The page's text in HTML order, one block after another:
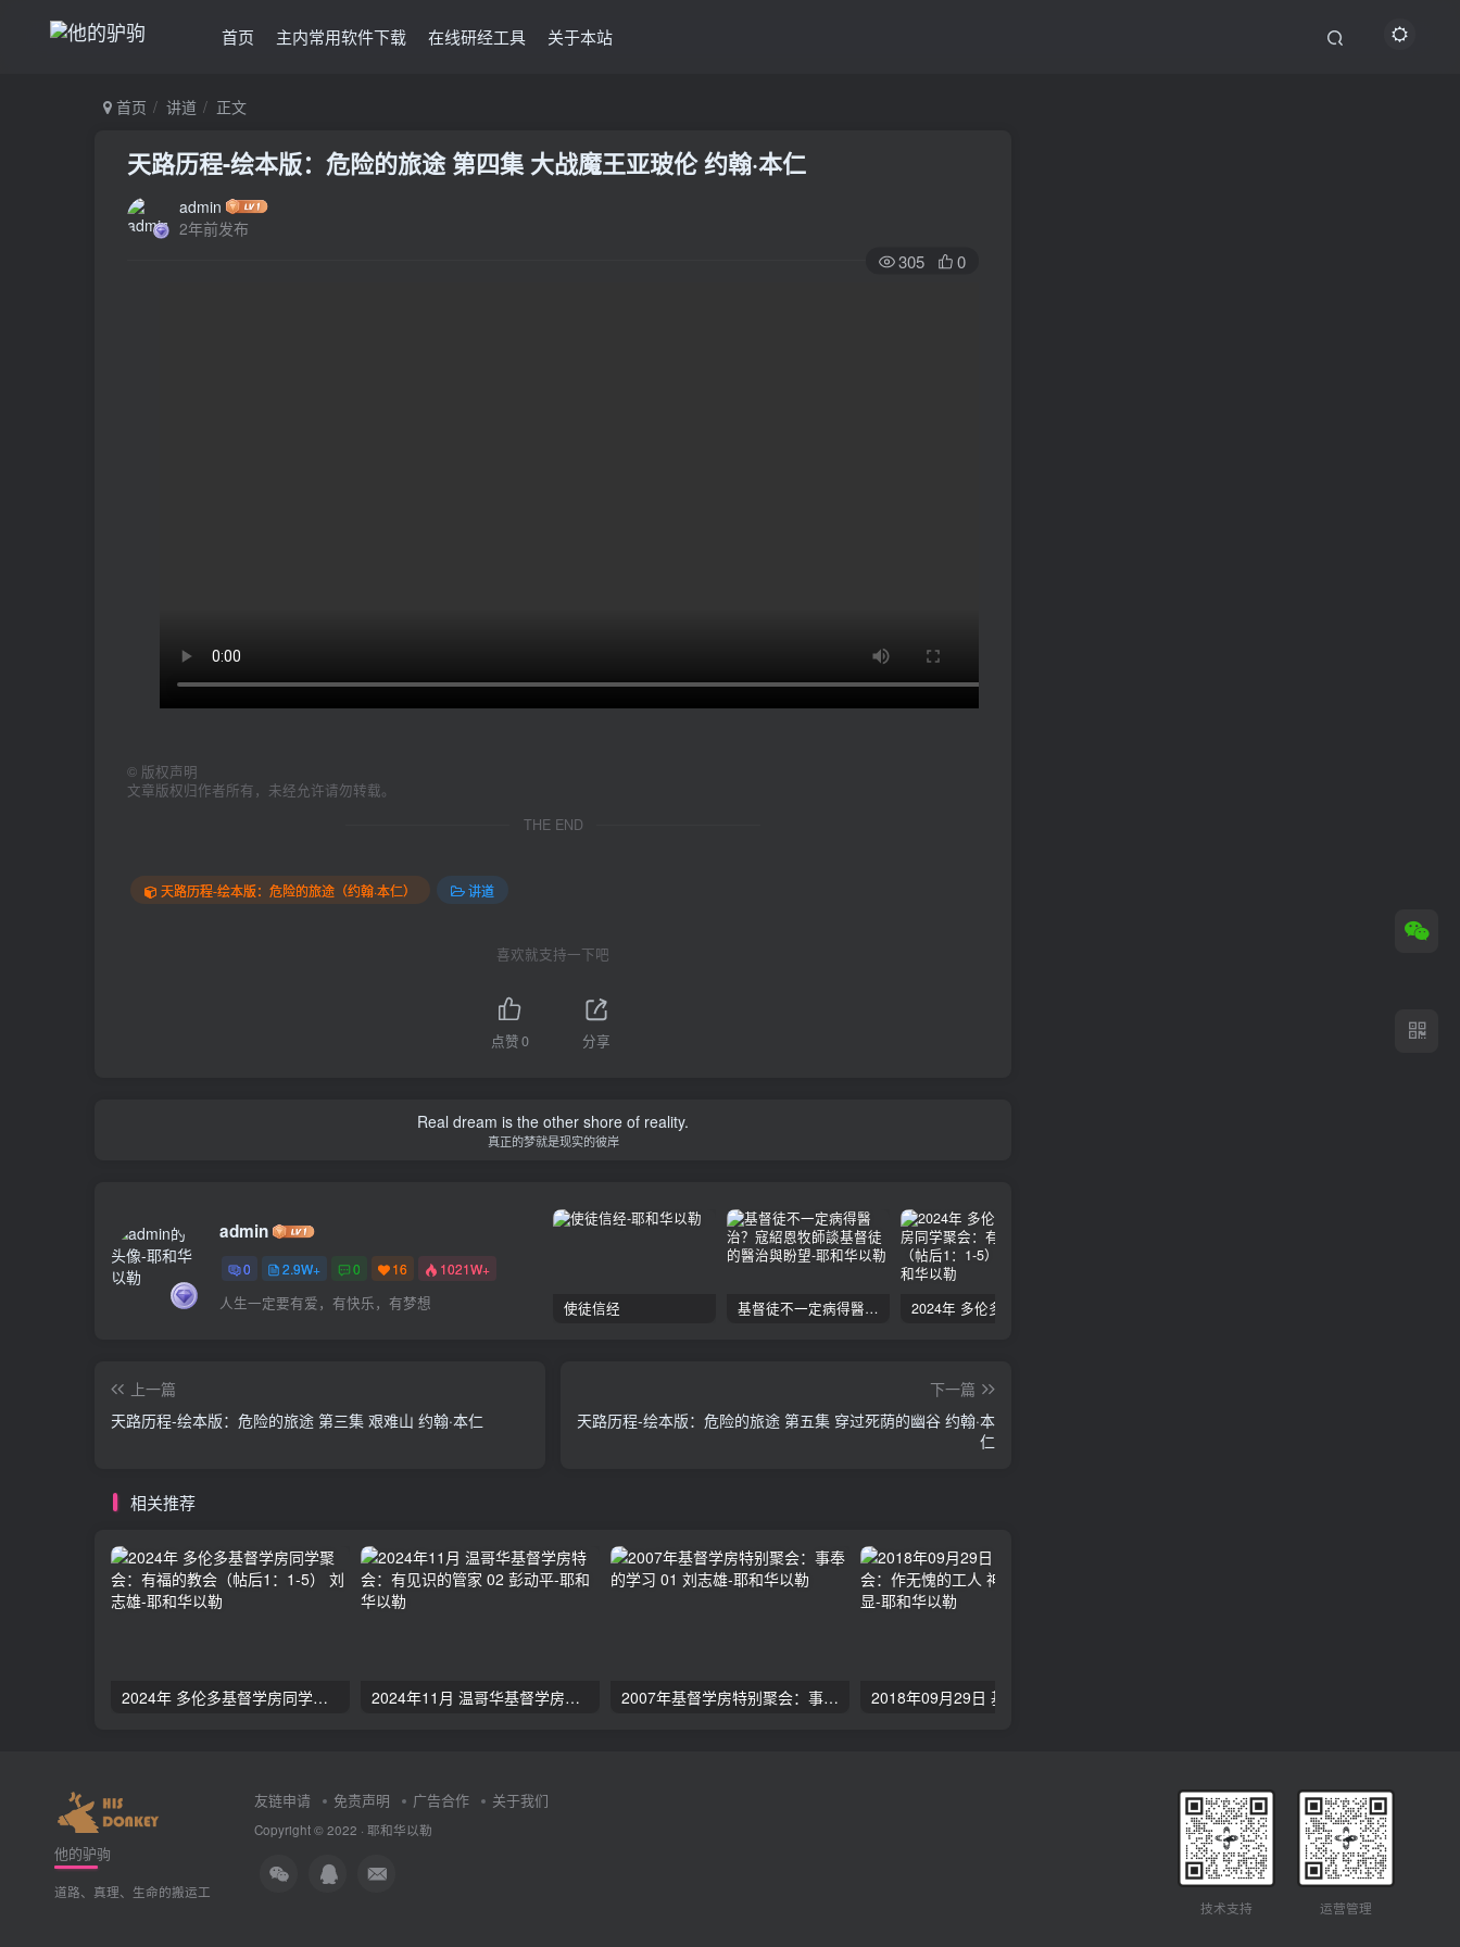
首页 主内常用软件下载 在线研经工具 关于本站
首页 讲道 正文
天路历程-绘本版：危险的旅途 第四集 大战魔王亚玻伦 约翰·本仁
admin
2年前发布
305 0
© 版权声明
文章版权归作者所有，未经允许请勿转载。
THE END
天路历程-绘本版：危险的旅途（约翰·本仁） 讲道
喜欢就支持一下吧
点赞0 分享
Real dream is the other shore of reality.
真正的梦就是现实的彼岸
admin
0 2.9W+ 0 16 1021W+
人生一定要有爱，有快乐，有梦想 使徒信经 基督徒不一定病得醫治？寇紹恩牧師談基督徒的醫治與盼望
上一篇
天路历程-绘本版：危险的旅途 第三集 艰难山 约翰·本仁
下一篇
天路历程-绘本版：危险的旅途 第五集 穿过死荫的幽谷 约翰·本
仁
相关推荐
2024年 多伦多基督学房同学聚会：有福的教会（帖后1：1-5） 刘志雄 2024年11月 温哥华基督学房特会：有见识的管家 02 彭动平 2007年基督学房特别聚会：事奉的学习 01 刘志雄
他的驴驹
道路、真理、生命的搬运工
友链申请 免责声明 广告合作 关于我们
Copyright © 2022 · 耶和华以勒
技术支持 运营管理